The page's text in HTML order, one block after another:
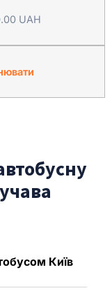
UAH
Київ